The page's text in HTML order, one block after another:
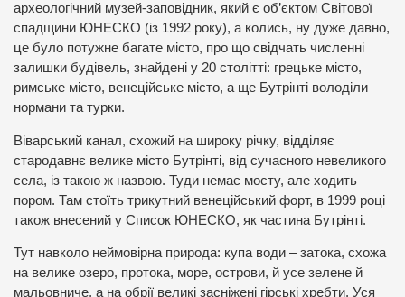
археологічний музей-заповідник, який є об’єктом Світової
спадщини ЮНЕСКО (із 1992 року), а колись, ну дуже давно,
це було потужне багате місто, про що свідчать численні
залишки будівель, знайдені у 20 столітті: грецьке місто,
римське місто, венеційське місто, а ще Бутрінті володіли
нормани та турки.
Віварський канал, схожий на широку річку, відділяє
стародавнє велике місто Бутрінті, від сучасного невеликого
села, із такою ж назвою. Туди немає мосту, але ходить
пором. Там стоїть трикутний венеційський форт, в 1999 році
також внесений у Список ЮНЕСКО, як частина Бутрінті.
Тут навколо неймовірна природа: купа води – затока, схожа
на велике озеро, протока, море, острови, й усе зелене й
мальовниче, а на обрії великі засніжені гірські хребти. Уся